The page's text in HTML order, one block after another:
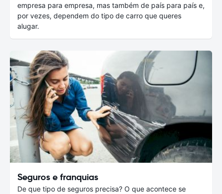
empresa para empresa, mas também de país para país e,
por vezes, dependem do tipo de carro que queres
alugar.
Seguros e franquias
De que tipo de seguros precisa? O que acontece se